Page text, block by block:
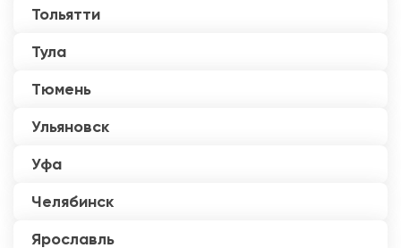
Тольятти
Тула
Тюмень
Ульяновск
Уфа
Челябинск
Ярославль